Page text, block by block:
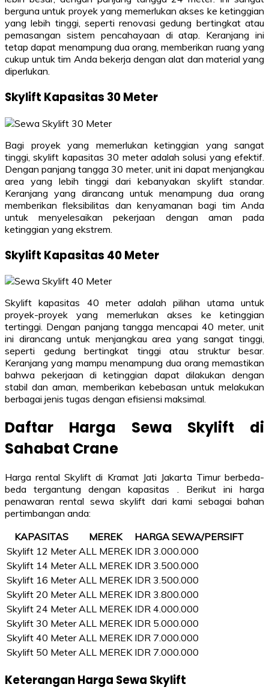
berguna untuk proyek yang memerlukan akses ke ketinggian
yang lebih tinggi, seperti renovasi gedung bertingkat atau
pemasangan sistem pencahayaan di atap. Keranjang ini
tetap dapat menampung dua orang, memberikan ruang yang
cukup untuk tim Anda bekerja dengan alat dan material yang
diperlukan.
Skylift Kapasitas 30 Meter
Bagi proyek yang memerlukan ketinggian yang sangat
tinggi, skylift kapasitas 30 meter adalah solusi yang efektif.
Dengan panjang tangga 30 meter, unit ini dapat menjangkau
area yang lebih tinggi dari kebanyakan skylift standar.
Keranjang yang dirancang untuk menampung dua orang
memberikan fleksibilitas dan kenyamanan bagi tim Anda
untuk menyelesaikan pekerjaan dengan aman pada
ketinggian yang ekstrem.
Skylift Kapasitas 40 Meter
Skylift kapasitas 40 meter adalah pilihan utama untuk
proyek-proyek yang memerlukan akses ke ketinggian
tertinggi. Dengan panjang tangga mencapai 40 meter, unit
ini dirancang untuk menjangkau area yang sangat tinggi,
seperti gedung bertingkat tinggi atau struktur besar.
Keranjang yang mampu menampung dua orang memastikan
bahwa pekerjaan di ketinggian dapat dilakukan dengan
stabil dan aman, memberikan kebebasan untuk melakukan
berbagai jenis tugas dengan efisiensi maksimal.
Daftar Harga Sewa Skylift di
Sahabat Crane
Harga rental Skylift di Kramat Jati Jakarta Timur berbeda-
beda tergantung dengan kapasitas . Berikut ini harga
penawaran rental sewa skylift dari kami sebagai bahan
pertimbangan anda:
KAPASITAS
MEREK
HARGA SEWA/PERSIFT
Skylift 12 Meter ALL MEREK IDR 3.000.000
Skylift 14 Meter ALL MEREK IDR 3.500.000
Skylift 16 Meter ALL MEREK IDR 3.500.000
Skylift 20 Meter ALL MEREK IDR 3.800.000
Skylift 24 Meter ALL MEREK IDR 4.000.000
Skylift 30 Meter ALL MEREK IDR 5.000.000
Skylift 40 Meter ALL MEREK IDR 7.000.000
Skylift 50 Meter ALL MEREK IDR 7.000.000
Keterangan Harga Sewa Skylift